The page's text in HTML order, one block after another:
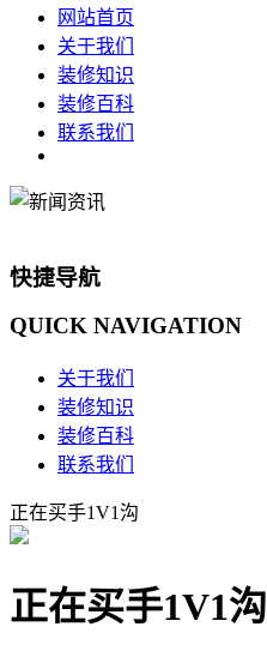
网站首页
关于我们
装修知识
装修百科
联系我们
快捷导航
QUICK NAVIGATION
关于我们
装修知识
装修百科
联系我们
正在买手1V1沟
正在买手1V1沟